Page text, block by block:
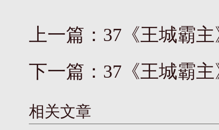
上一篇： 37《王城霸
下一篇： 37《王城霸
相关文章